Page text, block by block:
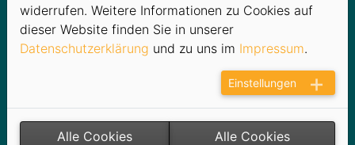
Aktuelle Informationen
Archiv
widerrufen. Weitere Informationen zu Cookies auf
dieser Website finden Sie in unserer
Datenschutzerklärung und zu uns im Impressum.
Einstellungen
Alle Cookies
Alle Cookies